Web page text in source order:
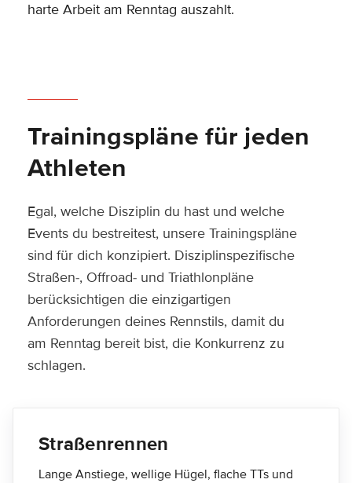
harte Arbeit am Renntag auszahlt.
Trainingspläne für jeden
Athleten
Egal, welche Disziplin du hast und welche
Events du bestreitest, unsere Trainingspläne
sind für dich konzipiert. Disziplinspezifische
Straßen-, Offroad- und Triathlonpläne
berücksichtigen die einzigartigen
Anforderungen deines Rennstils, damit du
am Renntag bereit bist, die Konkurrenz zu
schlagen.
Straßenrennen
Lange Anstiege, wellige Hügel, flache TTs und